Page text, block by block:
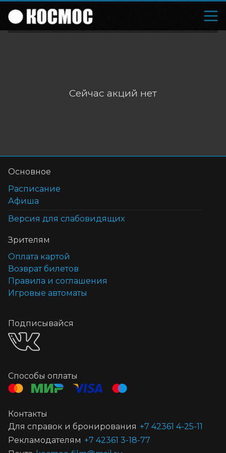
Сейчас акций нет
Основное
Расписание
Афиша
Версия для слабовидящих
Зрителям
Оплата картой
Возврат билетов
Правила и соглашения
Игровые автоматы
Подписывайся
Способы оплаты
Контакты
Для справок и бронирования +7 42361 4-25-11
Рекламодателям +7 42361 3-18-77